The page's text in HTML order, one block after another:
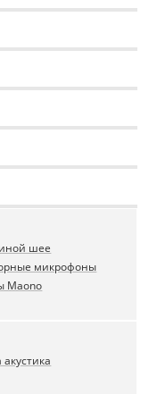
шее
микрофоны
Maono